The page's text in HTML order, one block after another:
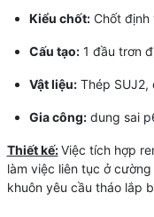
Kiểu chốt:Chốt định
Cấu tạo:1 đầu trơn
Vật liệu:Thép SUJ2,
Gia công:dung sai
Thiết kế: Việc tích hợp
làm việc liên tục ở
khuôn yêu cầu tháo lắp